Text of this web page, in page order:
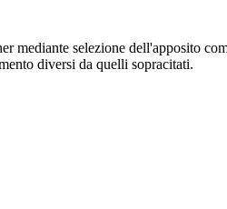
mediante selezione dell'apposito
diversi da quelli sopracitati.